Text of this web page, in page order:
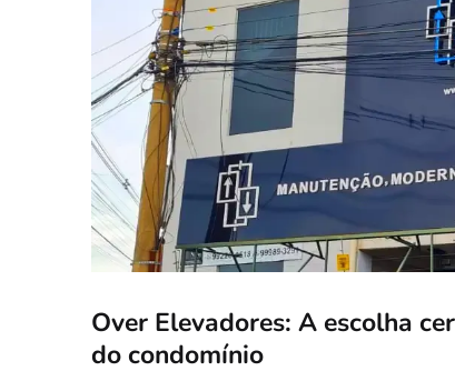
Over Elevadores: A escolha
do condomínio